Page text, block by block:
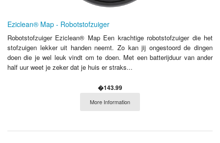
Eziclean® Map - Robotstofzuiger
Robotstofzuiger Eziclean® Map Een krachtige robotstofzuiger die het
stofzuigen lekker uit handen neemt. Zo kan jij ongestoord de dingen
doen die je wel leuk vindt om te doen. Met een batterijduur van ander
half uur weet je zeker dat je huis er straks...
�143.99
More Information